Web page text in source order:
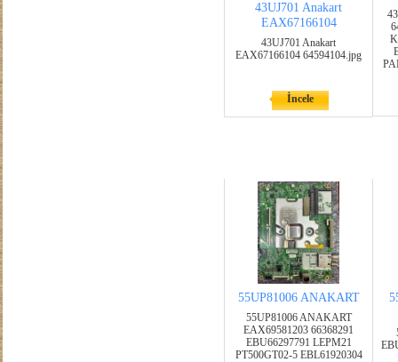
43UJ701 Anakart
EAX67166104
43UJ701 Anakart
EAX67166104 64594104.jpg
İncele
55UP81006 ANAKART
55UP81006 ANAKART
EAX69581203 66368291
EBU66297791 LEPM21
PT500GT02-5 EBL61920304